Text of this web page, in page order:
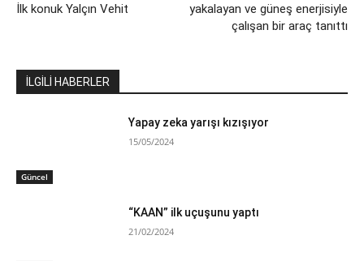
İlk konuk Yalçın Vehit
yakalayan ve güneş enerjisiyle
çalışan bir araç tanıttı
İLGİLİ HABERLER
Güncel
Yapay zeka yarışı kızışıyor
15/05/2024
“KAAN” ilk uçuşunu yaptı
21/02/2024